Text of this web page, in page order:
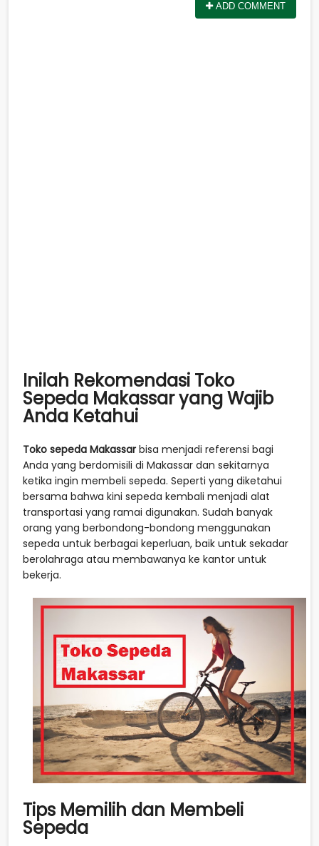
ADD COMMENT
Inilah Rekomendasi Toko
Sepeda Makassar yang Wajib
Anda Ketahui
Toko sepeda Makassar bisa menjadi referensi bagi
Anda yang berdomisili di Makassar dan sekitarnya
ketika ingin membeli sepeda. Seperti yang diketahui
bersama bahwa kini sepeda kembali menjadi alat
transportasi yang ramai digunakan. Sudah banyak
orang yang berbondong-bondong menggunakan
sepeda untuk berbagai keperluan, baik untuk sekadar
berolahraga atau membawanya ke kantor untuk
bekerja.
Tips Memilih dan Membeli
Sepeda